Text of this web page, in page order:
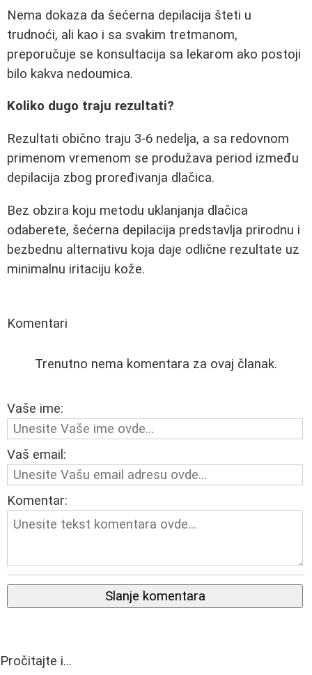
Nema dokaza da šećerna depilacija šteti u
trudnoći, ali kao i sa svakim tretmanom,
preporučuje se konsultacija sa lekarom ako postoji
bilo kakva nedoumica.
Koliko dugo traju rezultati?
Rezultati obično traju 3-6 nedelja, a sa redovnom
primenom vremenom se produžava period između
depilacija zbog proređivanja dlačica.
Bez obzira koju metodu uklanjanja dlačica
odaberete, šećerna depilacija predstavlja prirodnu i
bezbednu alternativu koja daje odlične rezultate uz
minimalnu iritaciju kože.
Komentari
Trenutno nema komentara za ovaj članak.
Vaše ime:
Vaš email:
Komentar:
Slanje komentara
Pročitajte i...